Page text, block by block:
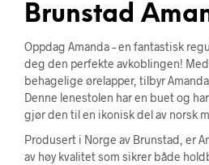
Brunstad
Oppdag Amanda – en fantastisk
deg den perfekte avkoblingen!
behagelige ørelapper, tilbyr
Denne lenestolen har en buet og
gjør den til en ikonisk del av norsk
Produsert i Norge av Brunstad, er
av høy kvalitet som sikrer både